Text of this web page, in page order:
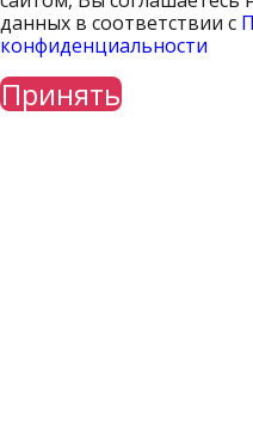
данных в соответствии с
конфиденциальности
Принять